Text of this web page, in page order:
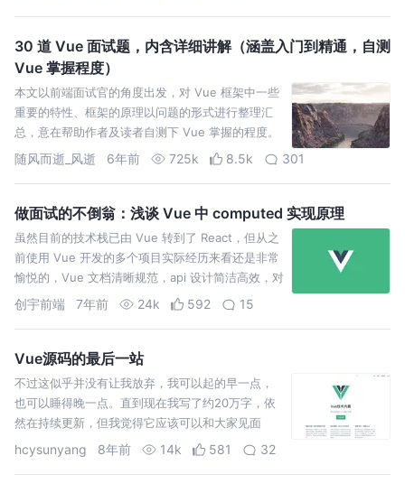
30 道 Vue 面试题，内含详细讲解（涵盖入门到精通，自测
Vue 掌握程度）
本文以前端面试官的角度出发，对 Vue 框架中一些
重要的特性、框架的原理以问题的形式进行整理汇
总，意在帮助作者及读者自测下 Vue 掌握的程度。
本文章节结构以从易到难进行组织，建议读者按章
随风而逝_风逝 6年前 725k 8.5k 301
做面试的不倒翁：浅谈 Vue 中 computed 实现原理
虽然目前的技术栈已由 Vue 转到了 React，但从之
前使用 Vue 开发的多个项目实际经历来看还是非常
愉悦的，Vue 文档清晰规范，api 设计简洁高效，对
前端开发人员友好，上手快，甚至个人认为在很多
创宇前端 7年前 24k 592 15
Vue源码的最后一站
不过这似乎并没有让我放弃，我可以起的早一点，
也可以睡得晚一点。直到现在我写了约20万字，依
然在持续更新，但我觉得它应该可以和大家见面
了，大家久等了。 接下来让我介绍一下《Vue技术
hcysunyang 8年前 14k 581 32